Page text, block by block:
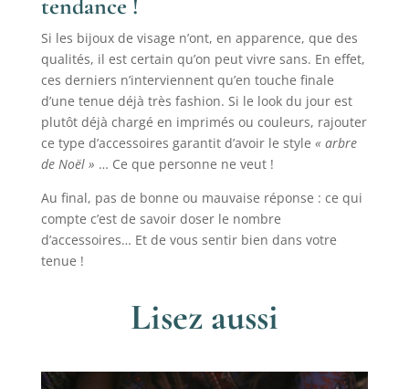
tendance !
Si les bijoux de visage n’ont, en apparence, que des
qualités, il est certain qu’on peut vivre sans. En effet,
ces derniers n’interviennent qu’en touche finale
d’une tenue déjà très fashion. Si le look du jour est
plutôt déjà chargé en imprimés ou couleurs, rajouter
ce type d’accessoires garantit d’avoir le style « arbre
de Noël » … Ce que personne ne veut !
Au final, pas de bonne ou mauvaise réponse : ce qui
compte c’est de savoir doser le nombre
d’accessoires… Et de vous sentir bien dans votre
tenue !
Lisez aussi